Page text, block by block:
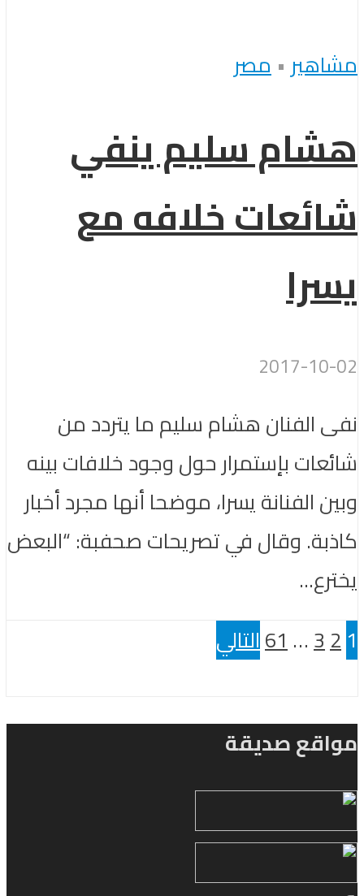
مشاهير•مصر
هشام سليم ينفي
شائعات خلافه مع
يسرا
2017-10-02
نفى الفنان هشام سليم ما يتردد من
شائعات بإستمرار حول وجود خلافات بينه
وبين الفنانة يسرا، موضحا أنها مجرد أخبار
كاذبة. وقال في تصريحات صحفبة: “البعض
يخترع...
1
2
3
…
61التالي
مواقع صديقة